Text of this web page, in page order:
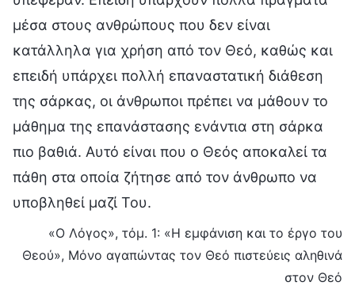
μέσα στους ανθρώπους που δεν είναι
κατάλληλα για χρήση από τον Θεό, καθώς και
επειδή υπάρχει πολλή επαναστατική διάθεση
της σάρκας, οι άνθρωποι πρέπει να μάθουν το
μάθημα της επανάστασης ενάντια στη σάρκα
πιο βαθιά. Αυτό είναι που ο Θεός αποκαλεί τα
πάθη στα οποία ζήτησε από τον άνθρωπο να
υποβληθεί μαζί Του.
«Ο Λόγος», τόμ. 1: «Η εμφάνιση και το έργο του
Θεού», Μόνο αγαπώντας τον Θεό πιστεύεις αληθινά
στον Θεό